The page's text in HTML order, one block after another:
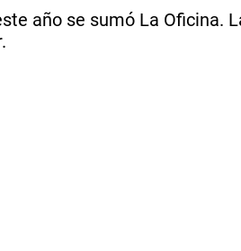
año se sumó La